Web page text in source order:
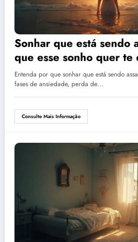
Sonhar que está sendo
que esse sonho quer te
Entenda por que sonhar que está sendo
fases de ansiedade, perda de…
Consulte Mais Informação